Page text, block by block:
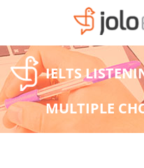
IELTS
MULTIPLE